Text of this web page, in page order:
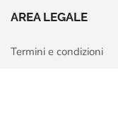
AREA LEGALE
Termini e condizioni